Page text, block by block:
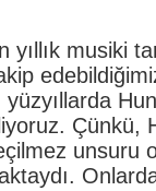
yıllık musiki
Çünkü,
unsuru